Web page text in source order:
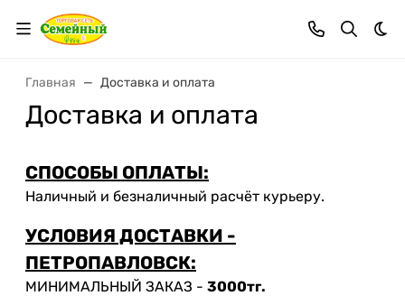
Главная Доставка и оплата
Доставка и оплата
СПОСОБЫ ОПЛАТЫ:
Наличный и безналичный расчёт курьеру.
УСЛОВИЯ ДОСТАВКИ -
ПЕТРОПАВЛОВСК:
МИНИМАЛЬНЫЙ ЗАКАЗ - 3000тг.